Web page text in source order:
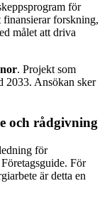
för
forskning,
målet att driva
. Projekt som
2033. Ansökan sker
och rådgivning
för
För
är detta en